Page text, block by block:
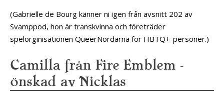
(Gabrielle de Bourg känner ni igen från avsnitt 202 av
Svamppod, hon är transkvinna och företräder
spelorginisationen QueerNördarna för HBTQ+-personer.)
Camilla från Fire Emblem –
önskad av Nicklas